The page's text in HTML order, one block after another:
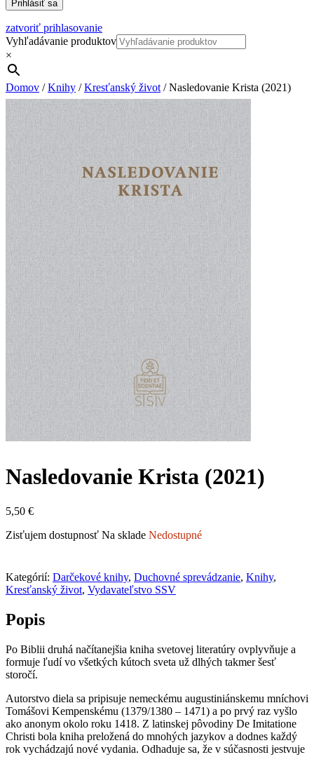
zatvoriť prihlasovanie
Vyhľadávanie produktov
×
Domov /Knihy /Kresťanský život / Nasledovanie Krista (2021)
Nasledovanie Krista (2021)
5,50 €
Zisťujem dostupnosť Na sklade Nedostupné
Kategórií: Darčekové knihy, Duchovné sprevádzanie, Knihy,
Kresťanský život, Vydavateľstvo SSV
Popis
Po Biblii druhá načítanejšia kniha svetovej literatúry ovplyvňuje a
formuje ľudí vo všetkých kútoch sveta už dlhých takmer šesť
storočí.
Autorstvo diela sa pripisuje nemeckému augustiniánskemu mníchovi
Tomášovi Kempenskému (1379/1380 – 1471) a po prvý raz vyšlo
ako anonym okolo roku 1418. Z latinskej pôvodiny De Imitatione
Christi bola kniha preložená do mnohých jazykov a dodnes každý
rok vychádzajú nové vydania. Odhaduje sa, že v súčasnosti jestvuje